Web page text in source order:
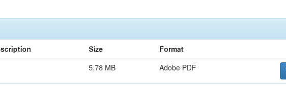
Size
Format
5,78 MB Adobe PDF